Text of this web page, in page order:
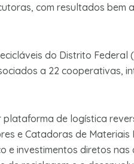
com resultados bem
do Distrito Federal
a 22 cooperativas,
plataforma de logística
e Catadoras de Materiais
e investimentos diretos